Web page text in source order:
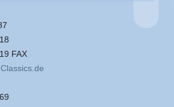
FAX